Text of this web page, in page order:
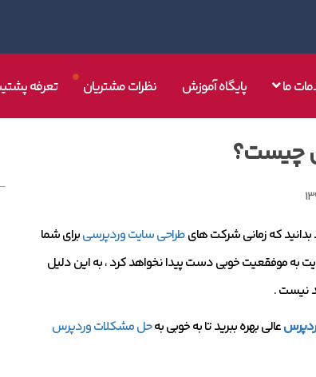
ما پایگاه آموزش نظرات مشتریان تعرفه
چیست؟
که زمانی شرکت هایطراحی سایت وردپرسیبرای شما
به موفقعیت خوبی دست پیدا نخواهد کرد ، به این دلیل
نیست .
عالی بهره ببرید تا به خوبی بهحل مشکلات وردپرس